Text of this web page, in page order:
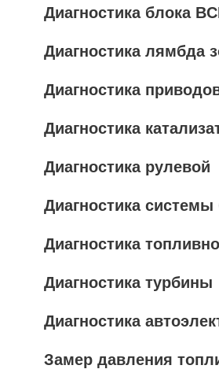
Диагностика блока
Диагностика лямбда
Диагностика
Диагностика
Диагностика рулевой
Диагностика системы
Диагностика
Диагностика турбины
Диагностика
Замер давления